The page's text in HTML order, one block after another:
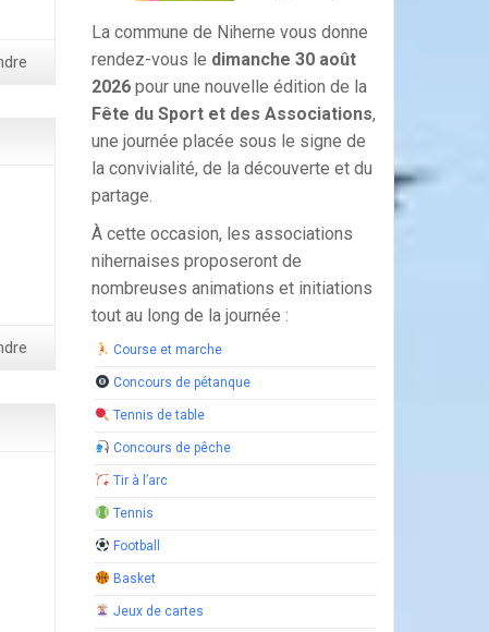
La commune de Niherne vous donne
rendez-vous le dimanche 30 août
2026 pour une nouvelle édition de la
Fête du Sport et des Associations,
une journée placée sous le signe de
la convivialité, de la découverte et du
partage.
À cette occasion, les associations
nihernaises proposeront de
nombreuses animations et initiations
tout au long de la journée :
Course et marche
Concours de pétanque
Tennis de table
Concours de pêche
Tir à l’arc
Tennis
Football
Basket
Jeux de cartes